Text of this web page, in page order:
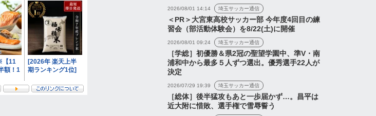
2026/08/01 14:14 埼玉サッカー通信
＜PR＞大宮東高校サッカー部 今年度4回目の練
習会（部活動体験会）を8/22(土)に開催
2026/08/01 09:24 埼玉サッカー通信
［学総］初優勝＆県2冠の聖望学園中、準V・南
浦和中から最多５人ずつ選出。優秀選手22人が
決定
2026/07/29 19:39 埼玉サッカー通信
［総体］後半猛攻もあと一歩届かず…。昌平は
近大附に惜敗、選手権で雪辱誓う